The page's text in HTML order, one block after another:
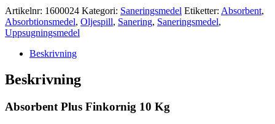
Artikelnr: 1600024 Kategori: Saneringsmedel Etiketter: Absorbent,
Absorbtionsmedel, Oljespill, Sanering, Saneringsmedel,
Uppsugningsmedel
Beskrivning
Beskrivning
Absorbent Plus Finkornig 10 Kg